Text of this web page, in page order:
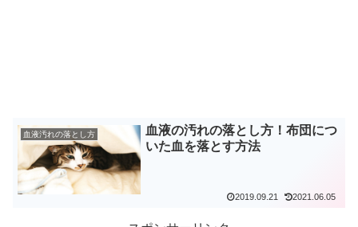
血液汚れの落とし方
血液の汚れの落とし方！布団につ
いた血を落とす方法
2019.09.21 2021.06.05